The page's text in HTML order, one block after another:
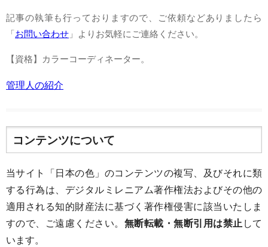
記事の執筆も行っておりますので、ご依頼などありましたら
「お問い合わせ 」よりお気軽にご連絡ください。
【資格】カラーコーディネーター。
管理人の紹介
コンテンツについて
当サイト「日本の色」のコンテンツの複写、及びそれに類
する行為は、デジタルミレニアム著作権法およびその他の
適用される知的財産法に基づく著作権侵害に該当いたしま
すので、ご遠慮ください。 無断転載・無断引用は禁止して
います。